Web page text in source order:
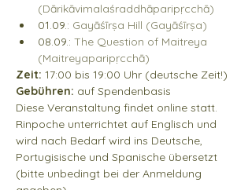
(Dārikāvimalaśraddhāparipṛcchā)
01.09.: Gayāśīrṣa Hill (Gayāśīrṣa)
08.09.: The Question of Maitreya
(Maitreya­paripṛcchā)
Zeit: 17:00 bis 19:00 Uhr (deutsche Zeit!)
Gebühren: auf Spendenbasis
Diese Veranstaltung findet online statt.
Rinpoche unterrichtet auf Englisch und
wird nach Bedarf wird ins Deutsche,
Portugisische und Spanische übersetzt
(bitte unbedingt bei der Anmeldung